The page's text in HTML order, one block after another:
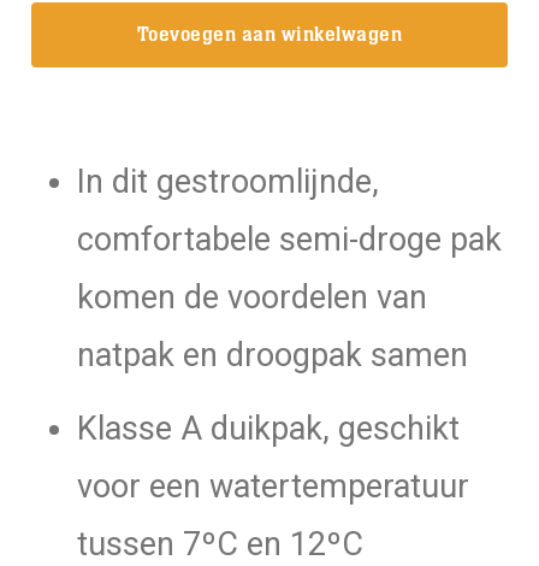
droog
aantal
Toevoegen aan winkelwagen
In dit gestroomlijnde,
comfortabele semi-droge pak
komen de voordelen van
natpak en droogpak samen
Klasse A duikpak, geschikt
voor een watertemperatuur
tussen 7ºC en 12ºC